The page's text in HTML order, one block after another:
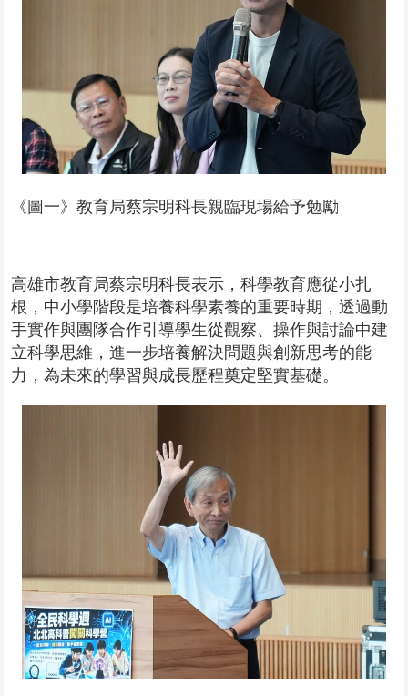
《圖一》教育局蔡宗明科長親臨現場給予勉勵
高雄市教育局蔡宗明科長表示，科學教育應從小扎
根，中小學階段是培養科學素養的重要時期，透過動
手實作與團隊合作引導學生從觀察、操作與討論中建
立科學思維，進一步培養解決問題與創新思考的能
力，為未來的學習與成長歷程奠定堅實基礎。